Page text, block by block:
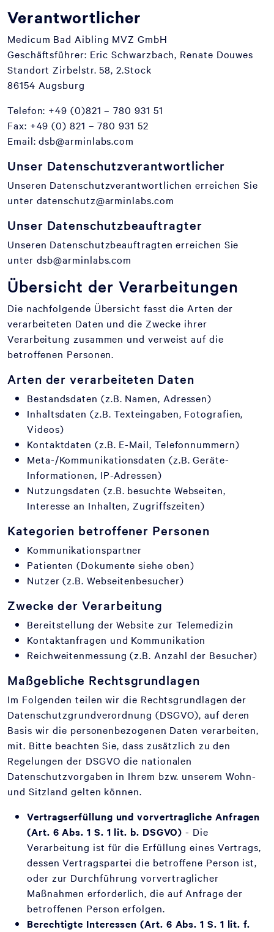
Verantwortlicher
Medicum Bad Aibling MVZ GmbH
Geschäftsführer: Eric Schwarzbach, Renate Douwes
Standort Zirbelstr. 58, 2.Stock
86154 Augsburg
Telefon: +49 (0)821 – 780 931 51
Fax: +49 (0) 821 – 780 931 52
Email: dsb@arminlabs.com
Unser Datenschutzverantwortlicher
Unseren Datenschutzverantwortlichen erreichen Sie
unter datenschutz@arminlabs.com
Unser Datenschutzbeauftragter
Unseren Datenschutzbeauftragten erreichen Sie
unter dsb@arminlabs.com
Übersicht der Verarbeitungen
Die nachfolgende Übersicht fasst die Arten der
verarbeiteten Daten und die Zwecke ihrer
Verarbeitung zusammen und verweist auf die
betroffenen Personen.
Arten der verarbeiteten Daten
Bestandsdaten (z.B. Namen, Adressen)
Inhaltsdaten (z.B. Texteingaben, Fotografien,
Videos)
Kontaktdaten (z.B. E-Mail, Telefonnummern)
Meta-/Kommunikationsdaten (z.B. Geräte-
Informationen, IP-Adressen)
Nutzungsdaten (z.B. besuchte Webseiten,
Interesse an Inhalten, Zugriffszeiten)
Kategorien betroffener Personen
Kommunikationspartner
Patienten (Dokumente siehe oben)
Nutzer (z.B. Webseitenbesucher)
Zwecke der Verarbeitung
Bereitstellung der Website zur Telemedizin
Kontaktanfragen und Kommunikation
Reichweitenmessung (z.B. Anzahl der Besucher)
Maßgebliche Rechtsgrundlagen
Im Folgenden teilen wir die Rechtsgrundlagen der
Datenschutzgrundverordnung (DSGVO), auf deren
Basis wir die personenbezogenen Daten verarbeiten,
mit. Bitte beachten Sie, dass zusätzlich zu den
Regelungen der DSGVO die nationalen
Datenschutzvorgaben in Ihrem bzw. unserem Wohn-
und Sitzland gelten können.
Vertragserfüllung und vorvertragliche Anfragen
(Art. 6 Abs. 1 S. 1 lit. b. DSGVO) - Die
Verarbeitung ist für die Erfüllung eines Vertrags,
dessen Vertragspartei die betroffene Person ist,
oder zur Durchführung vorvertraglicher
Maßnahmen erforderlich, die auf Anfrage der
betroffenen Person erfolgen.
Berechtigte Interessen (Art. 6 Abs. 1 S. 1 lit. f.